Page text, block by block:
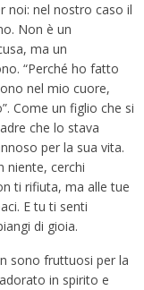
noi: nel nostro caso il
Non è un
ma un
“Perché ho fatto
nel mio cuore,
Come un figlio che si
che lo stava
per la sua vita.
niente, cerchi
ti rifiuta, ma alle tue
E tu ti senti
di gioia.
sono fruttuosi per la
in spirito e